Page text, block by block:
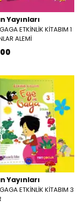
Yayınları
ETKİNLİK KİTABIM 1
ALEMİ
Yayınları
ETKİNLİK KİTABIM 3